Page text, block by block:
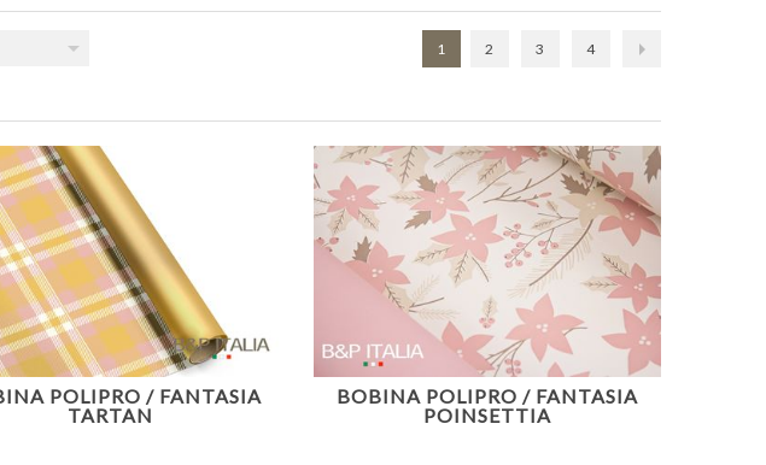
1 2 3 4
Successiva
POLIPRO / FANTASIA
TARTAN
BOBINA POLIPRO / FANTASIA
POINSETTIA